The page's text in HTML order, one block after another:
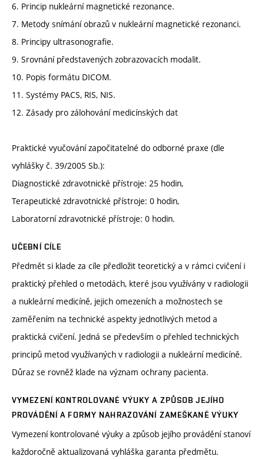
6. Princip nukleární magnetické rezonance.
7. Metody snímání obrazů v nukleární magnetické rezonanci.
8. Principy ultrasonografie.
9. Srovnání představených zobrazovacích modalit.
10. Popis formátu DICOM.
11. Systémy PACS, RIS, NIS.
12. Zásady pro zálohování medicínských dat
Praktické vyučování započitatelné do odborné praxe (dle
vyhlášky č. 39/2005 Sb.):
Diagnostické zdravotnické přístroje: 25 hodin,
Terapeutické zdravotnické přístroje: 0 hodin,
Laboratorní zdravotnické přístroje: 0 hodin.
UČEBNÍ CÍLE
Předmět si klade za cíle předložit teoretický a v rámci cvičení i
praktický přehled o metodách, které jsou využívány v radiologii
a nukleární medicíně, jejich omezeních a možnostech se
zaměřením na technické aspekty jednotlivých metod a
praktická cvičení. Jedná se především o přehled technických
principů metod využívaných v radiologii a nukleární medicíně.
Důraz se rovněž klade na význam ochrany pacienta.
VYMEZENÍ KONTROLOVANÉ VÝUKY A ZPŮSOB JEJÍHO
PROVÁDĚNÍ A FORMY NAHRAZOVÁNÍ ZAMEŠKANÉ VÝUKY
Vymezení kontrolované výuky a způsob jejího provádění stanoví
každoročně aktualizovaná vyhláška garanta předmětu.